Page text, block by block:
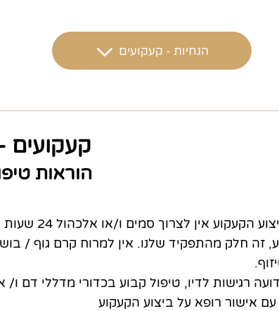
הנחיות - קעקועים
קעקועים
הוראות
לפני
זה חלק מהתפקיד שלנו. אין למרוח קרם גוף /
רגישות לדיו, טיפול קבוע בכדורי מדללי דם
עם אישור רופא על ביצוע הקעקוע